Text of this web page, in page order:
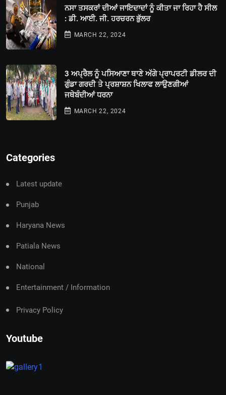
ਨਸਾ ਤਸਕਰਾਂ ਦੀਆਂ ਜਾਇਦਾਦਾਂ ਨੂੰ ਕੀਤਾ ਜਾ ਰਿਹਾ ਹੈ ਸੀਲ
: ਡੀ. ਆਈ. ਜੀ. ਹਰਚਰਨ ਭੁੱਲਰ
MARCH 22, 2024
3 ਅਪ੍ਰੈਲ ਨੂੰ ਪਸਿਆਣਾ ਥਾਣੇ ਅੱਗੇ ਪ੍ਰਾਪਰਟੀ ਡੀਲਰ ਦੀ
ਗੁੰਡਾ ਗਰਦੀ ਤੇ ਪ੍ਰਸ਼ਾਸ਼ਨ ਖਿਲਾਫ ਲਾਉਣਗੀਆਂ
ਜਥੇਬੰਦੀਆਂ ਧਰਨਾ
MARCH 22, 2024
Categories
Latest update
Punjab
Haryana News
Patiala News
National
Entertainment / Information
Privacy Policy
Youtube